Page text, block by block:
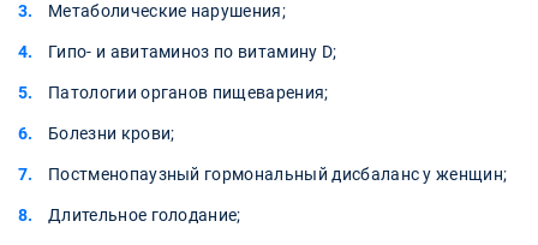
Метаболические нарушения;
Гипо- и авитаминоз по витамину D;
Патологии органов пищеварения;
Болезни крови;
Постменопаузный гормональный дисбаланс у женщин;
Длительное голодание;